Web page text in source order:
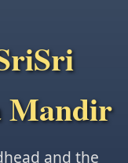
Mandir
and the